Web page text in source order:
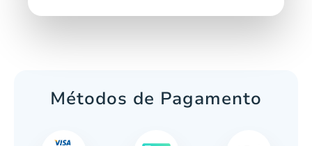
Métodos de Pagamento